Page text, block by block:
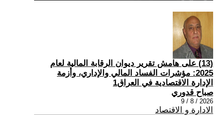
(13) على هامش تقرير ديوان الرقابة المالية لعام
2025: مؤشرات الفساد المالي والإداري، وأزمة
الإدارة الاقتصادية في العراق1
صباح قدوري
2026 / 8 / 9
الادارة و الاقتصاد